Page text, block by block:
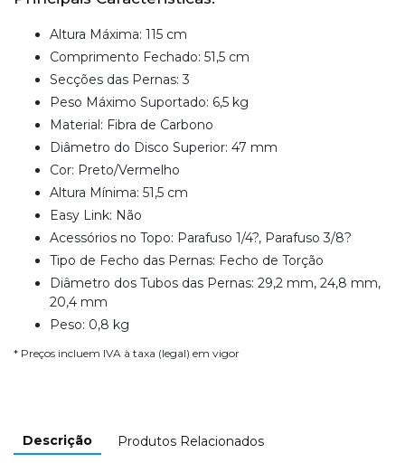
Altura Máxima: 115 cm
Comprimento Fechado: 51,5 cm
Secções das Pernas: 3
Peso Máximo Suportado: 6,5 kg
Material: Fibra de Carbono
Diâmetro do Disco Superior: 47 mm
Cor: Preto/Vermelho
Altura Mínima: 51,5 cm
Easy Link: Não
Acessórios no Topo: Parafuso 1/4?, Parafuso 3/8?
Tipo de Fecho das Pernas: Fecho de Torção
Diâmetro dos Tubos das Pernas: 29,2 mm, 24,8 mm,
20,4 mm
Peso: 0,8 kg
* Preços incluem IVA à taxa (legal) em vigor
Descrição Produtos Relacionados